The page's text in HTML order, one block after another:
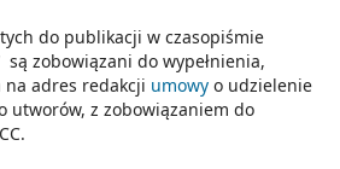
do publikacji w czasopiśmie
są zobowiązani do wypełnienia,
na adres redakcji umowy o udzielenie
utworów, z zobowiązaniem do